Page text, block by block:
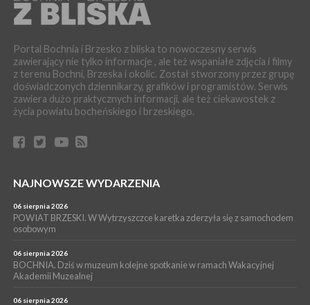
04 sierpnia 2026
BOCHNIA. Rusza Gospelowe Lato. To będą cztery dni radosnej
muzyki [PROGRAM KONCERTÓW]
SPORT
04 sierpnia 2026
BOCHNIA. W niedzielę XXXII Memoriałowy Bieg Majora Bacy!
WYDARZENIA
04 sierpnia 2026
MAŁOPOLSKA. Liczba stulatków wciąż rośnie
ARTYKUŁ PARTNERSKI
WYDARZENIA
04 sierpnia 2026
BRZESKO. Już jest Karta Mieszkańca Gminy Brzesko. Co to
oznacza?
Portal Bochnia i Brzesko z bliska to nowoczesny serwis
zawierający nie tylko informacje , ale też wspaniałe zdjęcia i filmy
z terenu Bochni, Brzeska i okolic. Został stworzony przez grupę
doświadczonych dziennikarzy, grafików i programistów. Serwis
zawiera dużo praktycznych informacji, ale też ciekawostek z
życia powiatu bocheńskiego i brzeskiego.
NAJNOWSZE WYDARZENIA
06 sierpnia 2026
POWIAT BRZESKI. W Wytrzyszczce karetka zderzyła się z samochodem
osobowym
06 sierpnia 2026
BOCHNIA. Dziś w muzeum kolejne spotkanie w ramach Wakacyjnej
Akademii Muzealnej
06 sierpnia 2026